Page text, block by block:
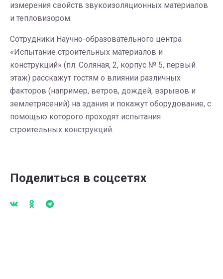
измерения свойств звукоизоляционных материалов
и тепловизором.
Сотрудники Научно-образовательного центра
«Испытание строительных материалов и
конструкций» (пл. Соляная, 2, корпус № 5, первый
этаж) расскажут гостям о влиянии различных
факторов (например, ветров, дождей, взрывов и
землетрясений) на здания и покажут оборудование, с
помощью которого проходят испытания
строительных конструкций.
Поделиться в соцсетях